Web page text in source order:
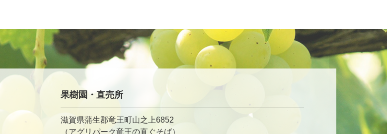
果樹園・直売所
滋賀県蒲生郡竜王町山之上6852
（アグリパーク竜王の直ぐそば）